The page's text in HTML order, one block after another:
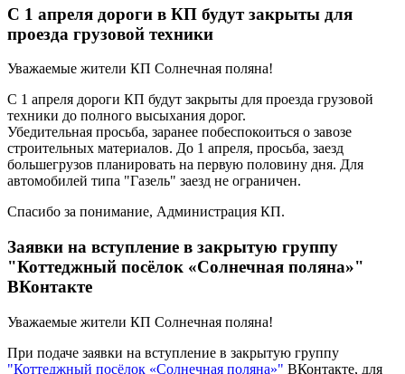
С 1 апреля дороги в КП будут закрыты для
проезда грузовой техники
Уважаемые жители КП Солнечная поляна!
С 1 апреля дороги КП будут закрыты для проезда грузовой
техники до полного высыхания дорог.
Убедительная просьба, заранее побеспокоиться о завозе
строительных материалов. До 1 апреля, просьба, заезд
большегрузов планировать на первую половину дня. Для
автомобилей типа "Газель" заезд не ограничен.
Спасибо за понимание, Администрация КП.
Заявки на вступление в закрытую группу
"Коттеджный посёлок «Солнечная поляна»"
ВКонтакте
Уважаемые жители КП Солнечная поляна!
При подаче заявки на вступление в закрытую группу
"Коттеджный посёлок «Солнечная поляна»" ВКонтакте, для